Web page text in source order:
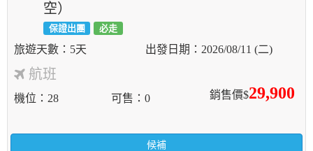
空）
保證出團 必走
5天 2026/08/11 (二)
航班
銷售價$29,900
機位 28 可售 0
候補